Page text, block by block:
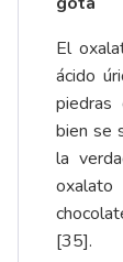
El
ácido
piedras
bien se
la
[35].